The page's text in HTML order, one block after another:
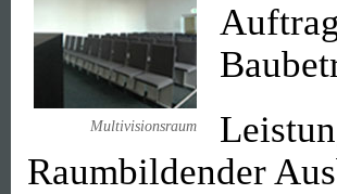
Multivisionsraum
Raumbildender